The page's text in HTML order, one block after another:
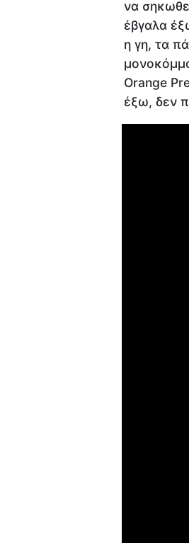
να
έβγαλα
η γη, τα
Orange
έξω, δεν